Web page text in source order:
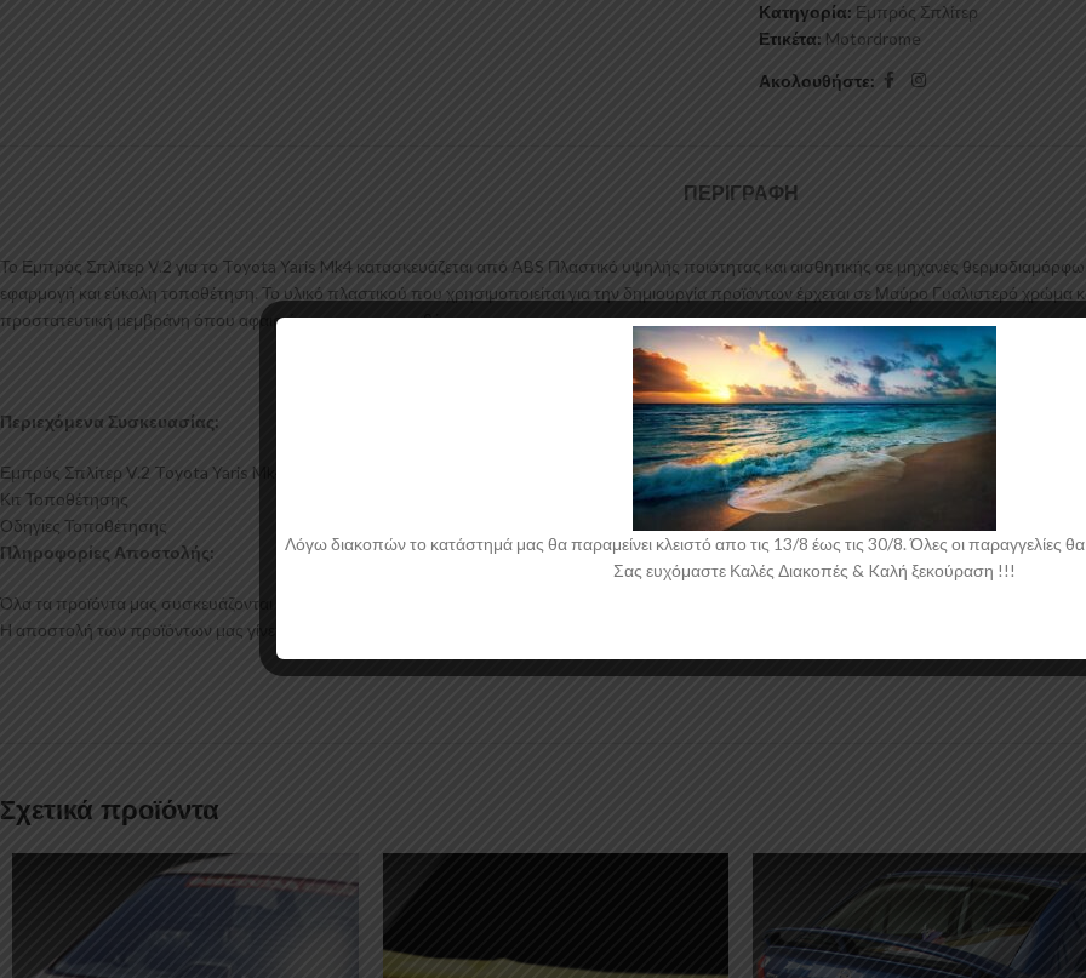
Κατηγορία: Εμπρός Σπλίτερ
Ετικέτα: Motordrome
Ακολουθήστε:
ΠΕΡΙΓΡΑΦΉ
Το Εμπρός Σπλίτερ V.2 για το Toyota Yaris Mk4 κατασκευάζεται από ABS Πλαστικό υψηλής ποιότητας και αισθητικής σε μηχανές
εφαρμογή και εύκολη τοποθέτηση. Το υλικό πλαστικού που χρησιμοποιείται για την δημιουργία προϊόντων έρχεται σε Μαύρο Γυαλιστερό χρώμα
προστατευτική μεμβράνη όπου αφαιρείται πριν την τοποθέτηση.
Περιεχόμενα Συσκευασίας:
Εμπρός Σπλίτερ V.2 Toyota Yaris Mk4
Κιτ Τοποθέτησης
Οδηγίες Τοποθέτησης
Πληροφορίες Αποστολής:
Όλα τα προϊόντα μας συσκευάζονται και αποστέλλονται με προστατευτικό νάιλον μέσα στο κουτί τους για μεγαλύτερη ασφάλεια κατά την
Η αποστολή των προϊόντων μας γίνεται μέσα σε 2-4 εργάσιμες ημέρες.
Σχετικά προϊόντα
Λόγω διακοπών το κατάστημά μας θα παραμείνει κλειστό απο τις 13/8 έως τις 30/8. Όλες οι παραγγελίες θα
Σας ευχόμαστε Καλές Διακοπές & Kαλή ξεκούραση !!!